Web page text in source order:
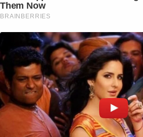
Them Now
BRAINBERRIES